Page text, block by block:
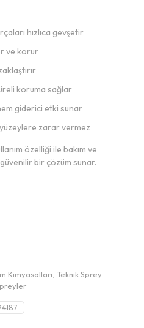
hızlıca gevşetir
ve korur
koruma sağlar
giderici etki sunar
zarar vermez
özelliği ile bakım ve
bir çözüm sunar.
Kimyasalları Teknik Sprey